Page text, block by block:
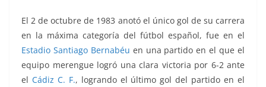
El 2 de octubre de 1983 anotó el único gol de su carrera
en la máxima categoría del fútbol español, fue en el
Estadio Santiago Bernabéu en una partido en el que el
equipo merengue logró una clara victoria por 6-2 ante
el Cádiz C. F., logrando el último gol del partido en el